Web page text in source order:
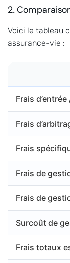
2.
Voici le tableau
assurance-vie :
Frais
Frais
Frais
Frais de
Frais de
Surcoût de
Frais totaux